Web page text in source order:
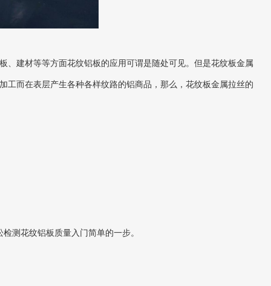
建材等等方面花纹铝板的应用可谓是随处可见。但是花纹板金属
工而在表层产生各种各样纹路的铝商品，那么，花纹板金属拉丝的
测花纹铝板质量入门简单的一步。